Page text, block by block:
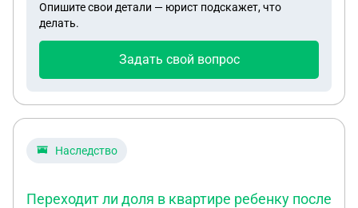
Опишите свои детали — юрист подскажет, что
делать.
Задать свой вопрос
Наследство
Переходит ли доля в квартире ребенку после